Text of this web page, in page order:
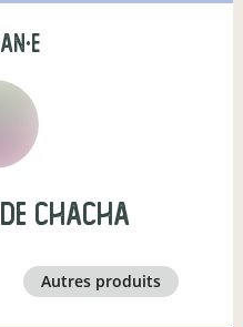
ChaCha
autres produits